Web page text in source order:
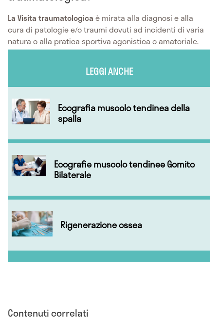
La Visita traumatologica è mirata alla diagnosi e alla
cura di patologie e/o traumi dovuti ad incidenti di varia
natura o alla pratica sportiva agonistica o amatoriale.
LEGGI ANCHE
Ecografia muscolo tendinea della
spalla
Ecografie muscolo tendinee Gomito
Bilaterale
Rigenerazione ossea
Contenuti correlati